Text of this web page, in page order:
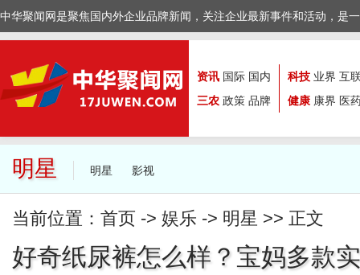
中华聚闻网是聚焦国内外企业品牌新闻，关注企业最新事件和活动，是
资讯 国际 国内
三农 政策 品牌
科技 业界 互
健康 康界 医
明星 明星 影视
当前位置： 首页 -> 娱乐 -> 明星 >> 正文
好奇纸尿裤怎么样？宝妈多款